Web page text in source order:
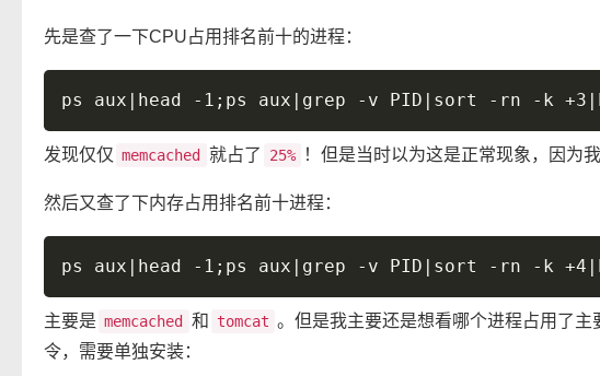
先是查了一下CPU占用排名前十的进程：
发现仅仅 memcached 就占了 25% ！但是当时以为这是正常现象，因为
然后又查了下内存占用排名前十进程：
主要是 memcached 和 tomcat 。但是我主要还是想看哪个进程占用了
令，需要单独安装：